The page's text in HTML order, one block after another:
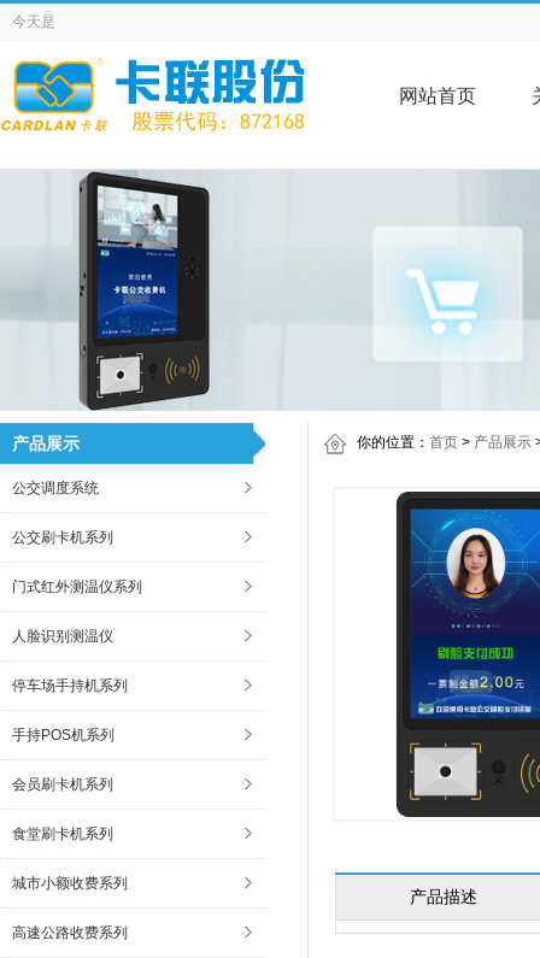
今天是
网站首页
产品展示
公交调度系统
公交刷卡机系列
门式红外测温仪系列
人脸识别测温仪
停车场手持机系列
手持POS机系列
会员刷卡机系列
食堂刷卡机系列
城市小额收费系列
高速公路收费系列
你的位置： 首页 > 产品展示
产品描述